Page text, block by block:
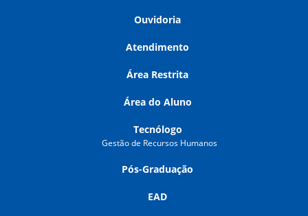
Ouvidoria
Atendimento
Área Restrita
Área do Aluno
Tecnólogo
Gestão de Recursos Humanos
Pós-Graduação
EAD